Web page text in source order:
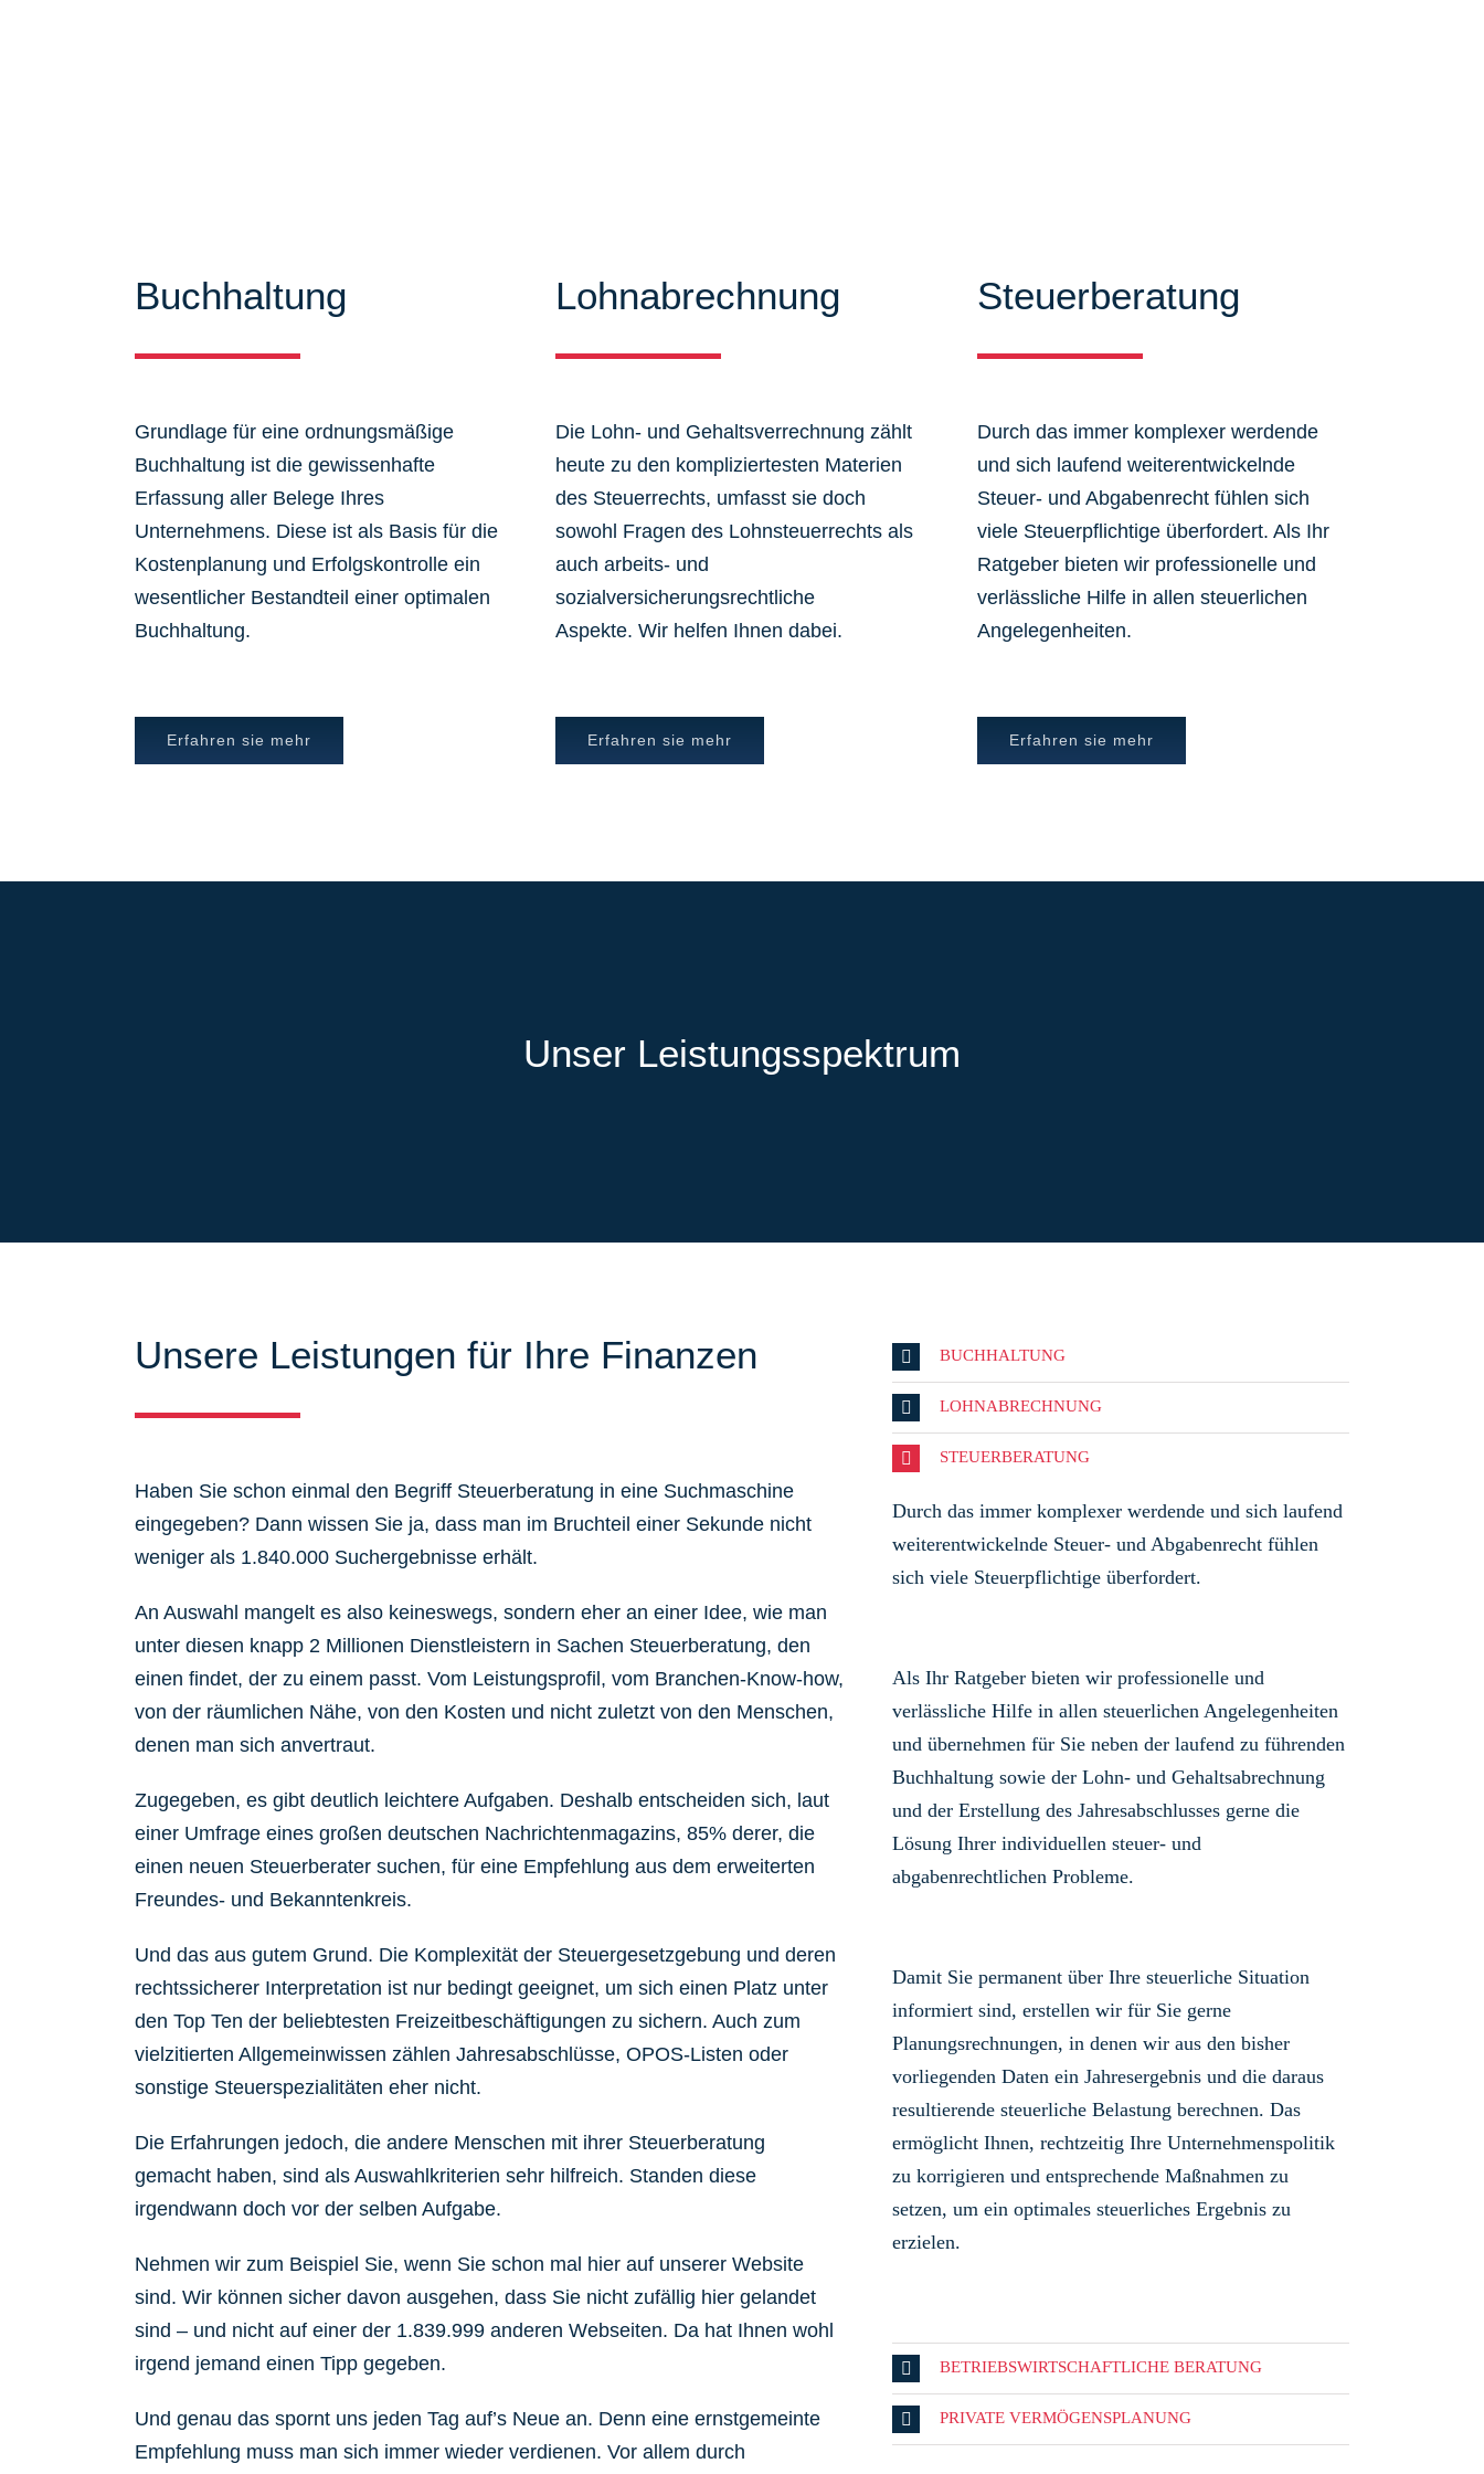
Buchhaltung
Grundlage für eine ordnungsmäßige
Buchhaltung ist die gewissenhafte
Erfassung aller Belege Ihres
Unternehmens. Diese ist als Basis für die
Kostenplanung und Erfolgskontrolle ein
wesentlicher Bestandteil einer optimalen
Buchhaltung.
Erfahren sie mehr
Lohnabrechnung
Die Lohn- und Gehaltsverrechnung zählt
heute zu den kompliziertesten Materien
des Steuerrechts, umfasst sie doch
sowohl Fragen des Lohnsteuerrechts als
auch arbeits- und
sozialversicherungsrechtliche
Aspekte. Wir helfen Ihnen dabei.
Erfahren sie mehr
Steuerberatung
Durch das immer komplexer werdende
und sich laufend weiterentwickelnde
Steuer- und Abgabenrecht fühlen sich
viele Steuerpflichtige überfordert. Als Ihr
Ratgeber bieten wir professionelle und
verlässliche Hilfe in allen steuerlichen
Angelegenheiten.
Erfahren sie mehr
Unser Leistungsspektrum
Unsere Leistungen für Ihre Finanzen
Haben Sie schon einmal den Begriff Steuerberatung in eine Suchmaschine
eingegeben? Dann wissen Sie ja, dass man im Bruchteil einer Sekunde nicht
weniger als 1.840.000 Suchergebnisse erhält.
An Auswahl mangelt es also keineswegs, sondern eher an einer Idee, wie man
unter diesen knapp 2 Millionen Dienstleistern in Sachen Steuerberatung, den
einen findet, der zu einem passt. Vom Leistungsprofil, vom Branchen-Know-how,
von der räumlichen Nähe, von den Kosten und nicht zuletzt von den Menschen,
denen man sich anvertraut.
Zugegeben, es gibt deutlich leichtere Aufgaben. Deshalb entscheiden sich, laut
einer Umfrage eines großen deutschen Nachrichtenmagazins, 85% derer, die
einen neuen Steuerberater suchen, für eine Empfehlung aus dem erweiterten
Freundes- und Bekanntenkreis.
Und das aus gutem Grund. Die Komplexität der Steuergesetzgebung und deren
rechtssicherer Interpretation ist nur bedingt geeignet, um sich einen Platz unter
den Top Ten der beliebtesten Freizeitbeschäftigungen zu sichern. Auch zum
vielzitierten Allgemeinwissen zählen Jahresabschlüsse, OPOS-Listen oder
sonstige Steuerspezialitäten eher nicht.
Die Erfahrungen jedoch, die andere Menschen mit ihrer Steuerberatung
gemacht haben, sind als Auswahlkriterien sehr hilfreich. Standen diese
irgendwann doch vor der selben Aufgabe.
Nehmen wir zum Beispiel Sie, wenn Sie schon mal hier auf unserer Website
sind. Wir können sicher davon ausgehen, dass Sie nicht zufällig hier gelandet
sind – und nicht auf einer der 1.839.999 anderen Webseiten. Da hat Ihnen wohl
irgend jemand einen Tipp gegeben.
Und genau das spornt uns jeden Tag auf’s Neue an. Denn eine ernstgemeinte
Empfehlung muss man sich immer wieder verdienen. Vor allem durch
BUCHHALTUNG
LOHNABRECHNUNG
STEUERBERATUNG
Durch das immer komplexer werdende und sich laufend
weiterentwickelnde Steuer- und Abgabenrecht fühlen
sich viele Steuerpflichtige überfordert.
Als Ihr Ratgeber bieten wir professionelle und
verlässliche Hilfe in allen steuerlichen Angelegenheiten
und übernehmen für Sie neben der laufend zu führenden
Buchhaltung sowie der Lohn- und Gehaltsabrechnung
und der Erstellung des Jahresabschlusses gerne die
Lösung Ihrer individuellen steuer- und
abgabenrechtlichen Probleme.
Damit Sie permanent über Ihre steuerliche Situation
informiert sind, erstellen wir für Sie gerne
Planungsrechnungen, in denen wir aus den bisher
vorliegenden Daten ein Jahresergebnis und die daraus
resultierende steuerliche Belastung berechnen. Das
ermöglicht Ihnen, rechtzeitig Ihre Unternehmenspolitik
zu korrigieren und entsprechende Maßnahmen zu
setzen, um ein optimales steuerliches Ergebnis zu
erzielen.
BETRIEBSWIRTSCHAFTLICHE BERATUNG
PRIVATE VERMÖGENSPLANUNG